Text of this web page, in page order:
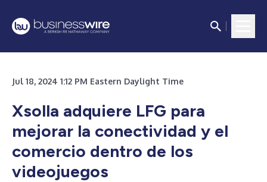
Jul 18, 2024 1:12 PM Eastern Daylight Time
Xsolla adquiere LFG para
mejorar la conectividad y el
comercio dentro de los
videojuegos